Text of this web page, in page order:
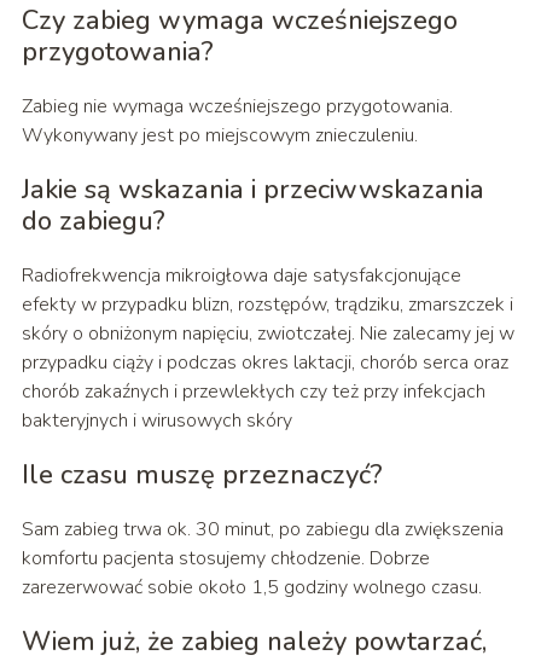
Czy zabieg wymaga wcześniejszego
przygotowania?
Zabieg nie wymaga wcześniejszego przygotowania.
Wykonywany jest po miejscowym znieczuleniu.
Jakie są wskazania i przeciwwskazania
do zabiegu?
Radiofrekwencja mikroigłowa daje satysfakcjonujące
efekty w przypadku blizn, rozstępów, trądziku, zmarszczek i
skóry o obniżonym napięciu, zwiotczałej. Nie zalecamy jej w
przypadku ciąży i podczas okres laktacji, chorób serca oraz
chorób zakaźnych i przewlekłych czy też przy infekcjach
bakteryjnych i wirusowych skóry
Ile czasu muszę przeznaczyć?
Sam zabieg trwa ok. 30 minut, po zabiegu dla zwiększenia
komfortu pacjenta stosujemy chłodzenie. Dobrze
zarezerwować sobie około 1,5 godziny wolnego czasu.
Wiem już, że zabieg należy powtarzać,